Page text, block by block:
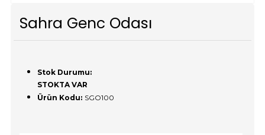
Sahra Genc Odası
Stok Durumu:
STOKTA VAR
Ürün Kodu: SGO100